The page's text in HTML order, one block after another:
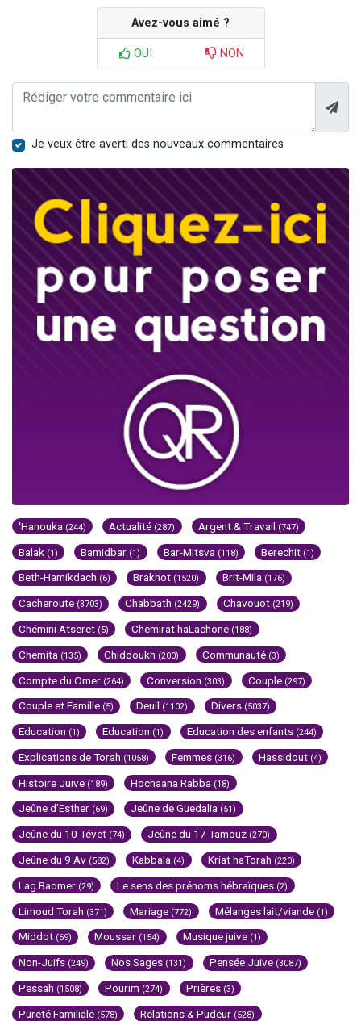
Avez-vous aimé ?
OUI NON
Je veux être averti des nouveaux commentaires
'Hanouka (244) Actualité (287) Argent & Travail (747)
Balak (1) Bamidbar (1) Bar-Mitsva (118) Berechit (1)
Beth-Hamikdach (6) Brakhot (1520) Brit-Mila (176)
Cacheroute (3703) Chabbath (2429) Chavouot (219)
Chémini Atseret (5) Chemirat haLachone (188)
Chemita (135) Chiddoukh (200) Communauté (3)
Compte du Omer (264) Conversion (303) Couple (297)
Couple et Famille (5) Deuil (1102) Divers (5037)
Education (1) Education (1) Education des enfants (244)
Explications de Torah (1058) Femmes (316) Hassidout (4)
Histoire Juive (189) Hochaana Rabba (18)
Jeûne d'Esther (69) Jeûne de Guedalia (51)
Jeûne du 10 Tévet (74) Jeûne du 17 Tamouz (270)
Jeûne du 9 Av (582) Kabbala (4) Kriat haTorah (220)
Lag Baomer (29) Le sens des prénoms hébraïques (2)
Limoud Torah (371) Mariage (772) Mélanges lait/viande (1)
Middot (69) Moussar (154) Musique juive (1)
Non-Juifs (249) Nos Sages (131) Pensée Juive (3087)
Pessah (1508) Pourim (274) Prières (3)
Pureté Familiale (578) Relations & Pudeur (528)